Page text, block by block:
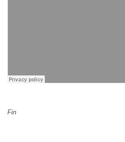
Fin